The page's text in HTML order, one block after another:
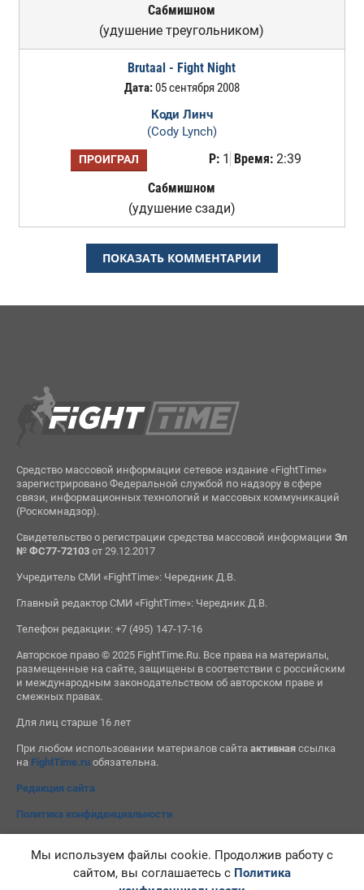
Сабмишном
(удушение треугольником)
Brutaal - Fight Night
Дата:05 сентября 2008
Коди Линч
(Cody Lynch)
ПРОИГРАЛ Р:1 Время:2:39
Сабмишном
(удушение сзади)
ПОКАЗАТЬ КОММЕНТАРИИ
Средство массовой информации сетевое издание «FightTime»
зарегистрировано Федеральной службой по надзору в сфере
связи, информационных технологий и массовых коммуникаций
(Роскомнадзор).
Свидетельство о регистрации средства массовой информации Эл
№ ФС77-72103от 29.12.2017
Учредитель СМИ «FightTime»: Чередник Д.В.
Главный редактор СМИ «FightTime»: Чередник Д.В.
Телефон редакции: +7 (495) 147-17-16
Авторское право © 2025 FightTime.Ru. Все права на материалы,
размещенные на сайте, защищены в соответствии с российским
и международным законодательством об авторском праве и
смежных правах.
Для лиц старше 16 лет
При любом использовании материалов сайта активнаяссылка
на FightTime.ruобязательна.
Редакция сайта
Политика конфиденциальности
Мы используем файлы cookie. Продолжив работу с
сайтом, вы соглашаетесь с Политика